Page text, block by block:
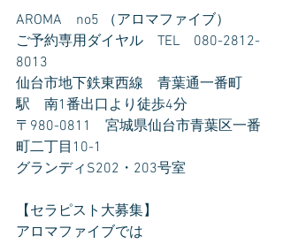
AROMA　no5 （アロマファイブ）
ご予約専用ダイヤル　TEL　080-2812-
8013
仙台市地下鉄東西線　青葉通一番町
駅　南1番出口より徒歩4分
〒980-0811　宮城県仙台市青葉区一番
町二丁目10-1
グランディS202・203号室
【セラピスト大募集】
アロマファイブでは